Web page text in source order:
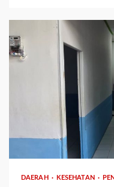
3 min read
DAERAH KESEHATAN